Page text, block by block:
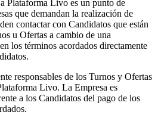
Plataforma Livo es un punto de
que demandan la realización de
contactar con Candidatos que están
u Ofertas a cambio de una
los términos acordados directamente
responsables de los Turnos y Ofertas
Livo. La Empresa es
a los Candidatos del pago de los